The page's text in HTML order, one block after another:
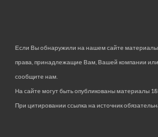
Если Вы обнаружили на нашем сайте
права, принадлежащие Вам, Вашей компании или
сообщите нам.
На сайте могут быть опубликованы материалы
При цитировании ссылка на источник